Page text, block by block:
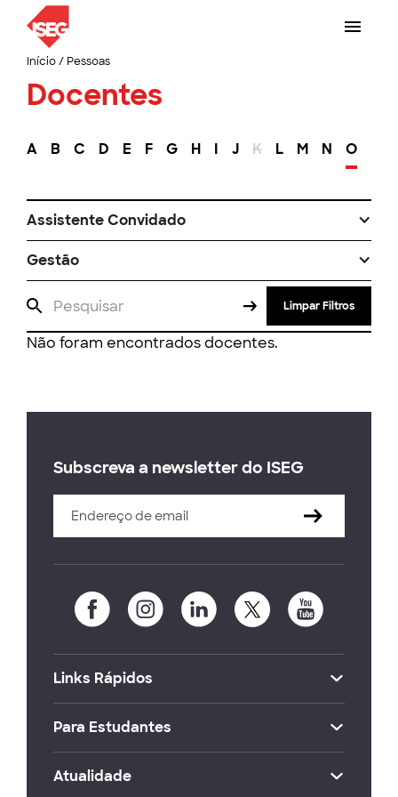
Início/ Pessoas
Docentes
A B C D E F G H I J K L M N O
Assistente Convidado
Gestão
Limpar Filtros
Não foram encontrados docentes.
Subscreva a newsletter do ISEG
Links Rápidos
Para Estudantes
Atualidade